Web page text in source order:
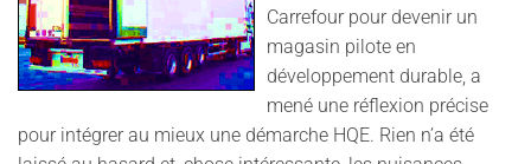
Carrefour pour devenir un
magasin pilote en
développement durable, a
mené une réflexion précise
pour intégrer au mieux une démarche HQE. Rien n’a été